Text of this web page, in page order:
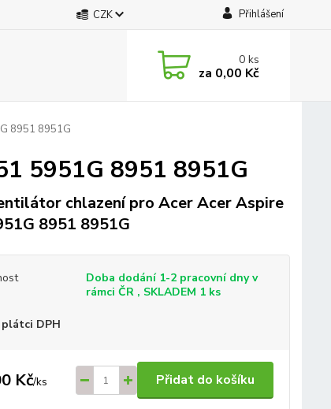
CZK Přihlášení
0ks
za 0,00 Kč
8951 8951G
5951G 8951 8951G
chlazení pro Acer Acer Aspire
8951 8951G
Doba dodání 1-2 pracovní dny v
rámci ČR , SKLADEM 1 ks
plátci DPH
Kč/ks Přidat do košíku